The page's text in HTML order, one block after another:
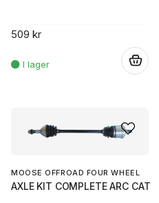
509 kr
MOOSE OFFROAD FOUR WHEEL
AXLE KIT COMPLETE ARC CAT